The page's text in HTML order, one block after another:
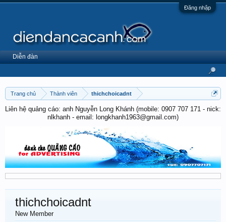
Đăng nhập
Trang chủ Thành viên thichchoicadnt
Liên hệ quảng cáo: anh Nguyễn Long Khánh (mobile: 0907 707 171 - nick:
nlkhanh - email: longkhanh1963@gmail.com)
thichchoicadnt
New Member
Diễn đàn